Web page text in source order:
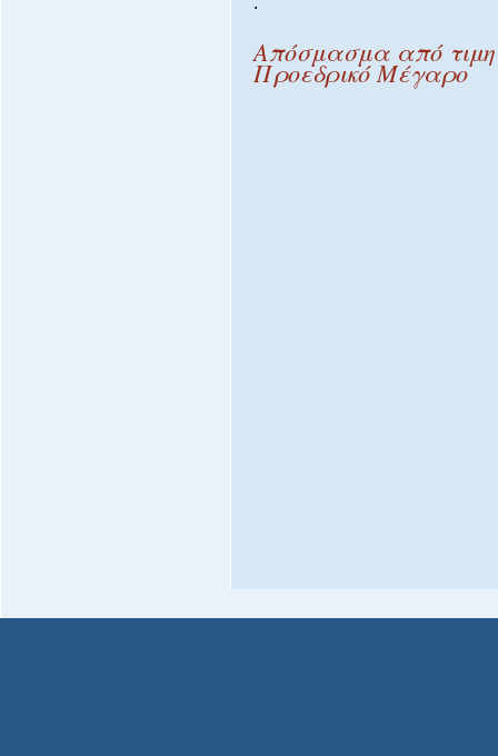
Απόσμασμα από
Προεδρικό Μέγαρο